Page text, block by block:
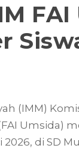
FAI
(IMM)
Umsida)
di SD